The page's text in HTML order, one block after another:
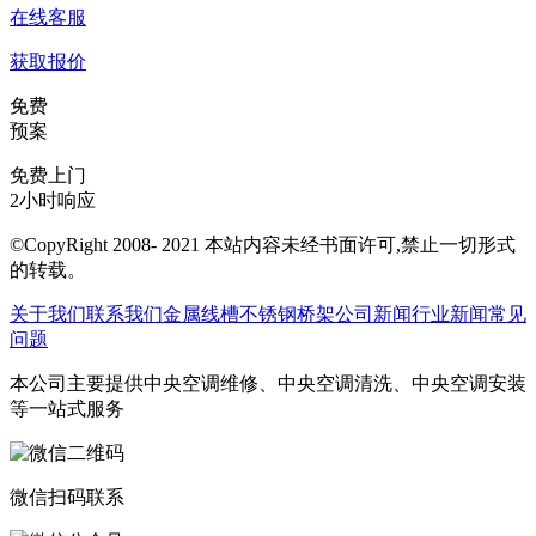
在线客服
获取报价
免费
预案
免费上门
2小时响应
©CopyRight 2008- 2021 本站内容未经书面许可,禁止一切形式
的转载。
关于我们联系我们金属线槽不锈钢桥架公司新闻行业新闻常见
问题
本公司主要提供中央空调维修、中央空调清洗、中央空调安装
等一站式服务
微信扫码联系